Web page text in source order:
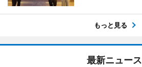
もっと見る
最新ニュース